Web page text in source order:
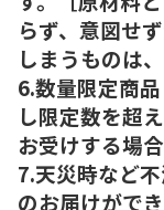
らず、意図せ
しまうものは
6.数量限定商
し限定数を超
お受けする場
7.天災時など
のお届けがで